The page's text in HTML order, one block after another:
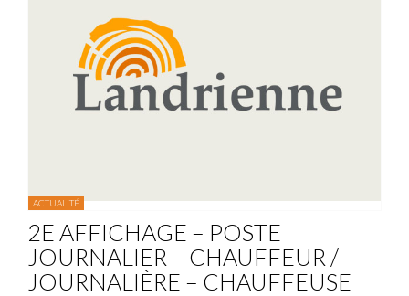
ACTUALITÉ
2E AFFICHAGE – POSTE
JOURNALIER – CHAUFFEUR /
JOURNALIÈRE – CHAUFFEUSE